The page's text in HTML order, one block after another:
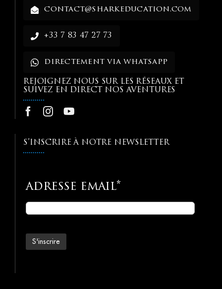
contact@sharkeducation.com
+33 7 83 47 27 73
directement via whatsapp
REJOIGNEZ NOUS SUR LES RÉSEAUX ET
SUIVEZ EN DIRECT NOS AVENTURES
S’INSCRIRE À NOTRE NEWSLETTER
adresse email*